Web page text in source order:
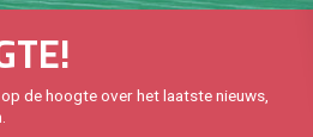
de hoog­te over het laat­ste nieuws,